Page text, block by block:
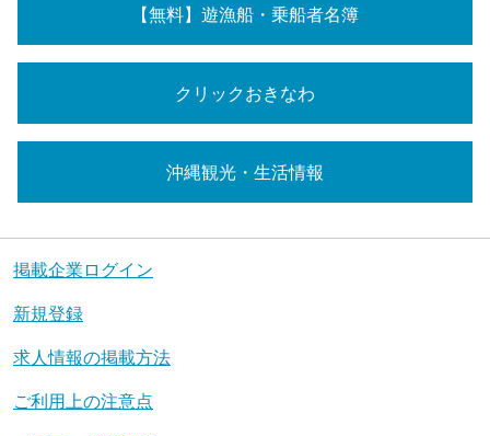
【無料】遊漁船・乗船者名簿
クリックおきなわ
沖縄観光・生活情報
掲載企業ログイン
新規登録
求人情報の掲載方法
ご利用上の注意点